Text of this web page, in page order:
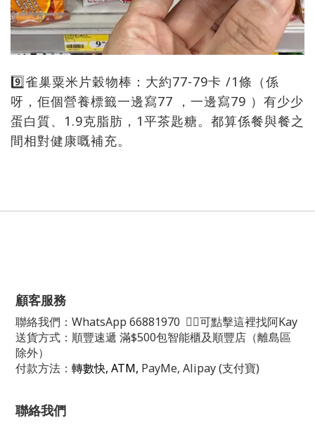
9️⃣雀巢粟米片穀物棒：大約77-79卡 /1條（係
呀，佢個營養標籤一邊寫77 ，一邊寫79 ）有少少
蛋白質、1.9克脂肪，1平茶匙糖。都算係餐與餐之
間相對健康嘅補充。
顧客服務
聯絡我們： WhatsApp 66881970 👈🏻可點擊這裡找阿Kay
送貨方式：順豐速遞 滿$500包智能櫃及順豐店（離島區
除外）
付款方法： 轉數快, ATM, PayMe, Alipay (支付寶)
聯絡我們